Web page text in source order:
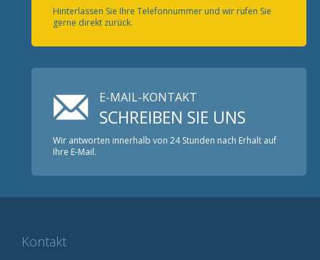
Hinterlassen Sie Ihre Telefonnummer und wir rufen Sie
gerne direkt zurück.
E-MAIL-KONTAKT
SCHREIBEN SIE UNS
Wir antworten innerhalb von 24 Stunden nach Erhalt auf
Ihre E-Mail.
Kontakt